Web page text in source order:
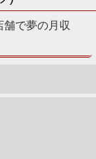
で夢の月収